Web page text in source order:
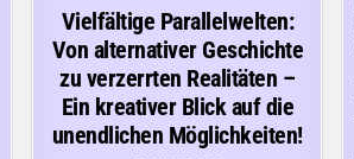
in
Vielfältige Parallelwelten:
Von alternativer Geschichte
zu verzerrten Realitäten –
Ein kreativer Blick auf die
unendlichen Möglichkeiten!